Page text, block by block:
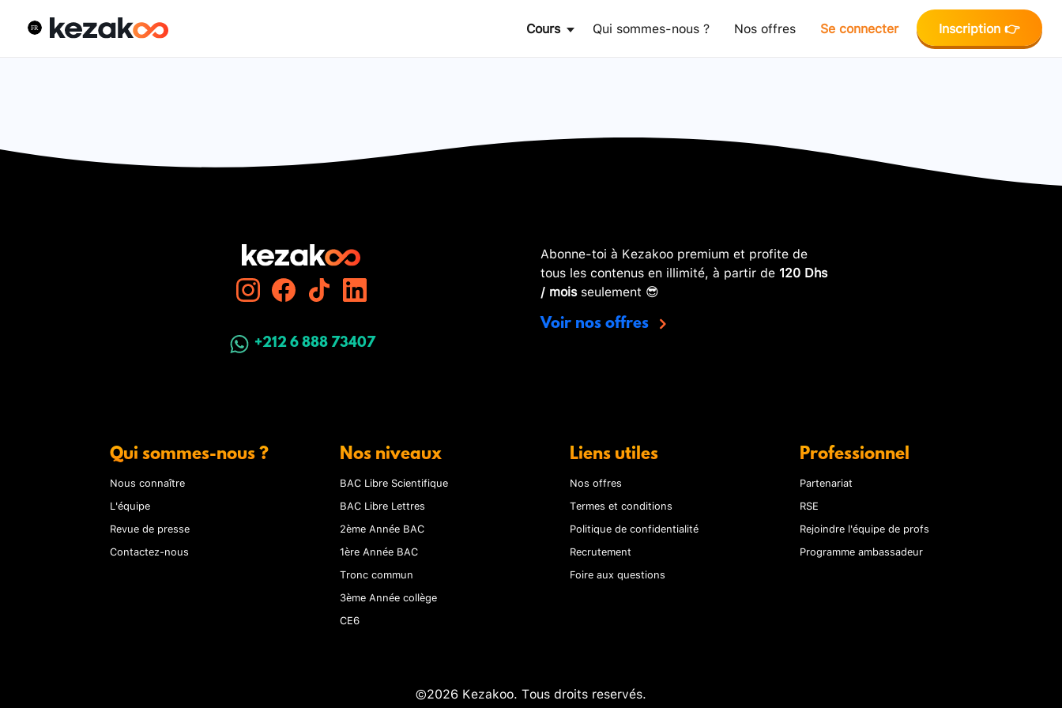
Cours Qui sommes-nous ? Nos offres Se connecter Inscription 👉
+212 6 888 73407
Abonne-toi à Kezakoo premium et profite de
tous les contenus en illimité, à partir de 120 Dhs
/ moisseulement 😎
Voir nos offres
Qui sommes-nous ?
Nous connaître
L'équipe
Revue de presse
Contactez-nous
Nos niveaux
BAC Libre Scientifique
BAC Libre Lettres
2ème Année BAC
1ère Année BAC
Tronc commun
3ème Année collège
CE6
Liens utiles
Nos offres
Termes et conditions
Politique de confidentialité
Recrutement
Foire aux questions
Professionnel
Partenariat
RSE
Rejoindre l'équipe de profs
Programme ambassadeur
©2026 Kezakoo. Tous droits reservés.